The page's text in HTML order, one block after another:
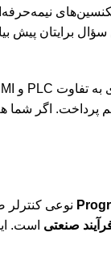
تکنسین‌های
برایتان پیش
پرداخت. اگر
نوعی
صنعتی است.